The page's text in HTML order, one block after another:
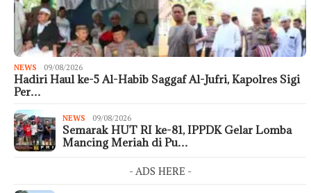
NEWS 09/08/2026
Hadiri Haul ke-5 Al-Habib Saggaf Al-Jufri, Kapolres Sigi
Per…
NEWS 09/08/2026
Semarak HUT RI ke-81, IPPDK Gelar Lomba
Mancing Meriah di Pu…
- ADS HERE -